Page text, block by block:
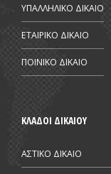
ΥΠΑΛΛΗΛΙΚΟ ΔΙΚΑΙΟ
ΕΤΑΙΡΙΚΟ ΔΙΚΑΙΟ
ΠΟΙΝΙΚΟ ΔΙΚΑΙΟ
ΚΛΑΔΟΙ ΔΙΚΑΙΟΥ
ΑΣΤΙΚΟ ΔΙΚΑΙΟ